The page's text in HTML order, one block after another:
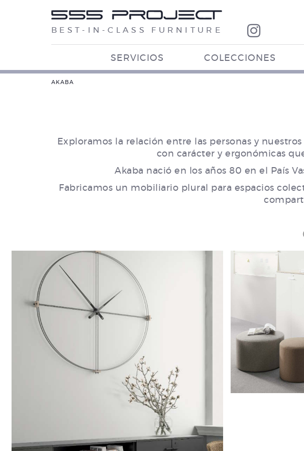
BEST-IN-CLASS FURNITURE
SERVICIOS COLECCIONES
AKABA
Exploramos la relación entre las personas y
con carácter y ergonómicas
Akaba nació en los años 80 en el País
Fabricamos un mobiliario plural para espacios